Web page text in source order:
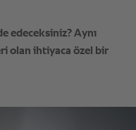
edeceksiniz? Aynı
olan ihtiyaca özel bir